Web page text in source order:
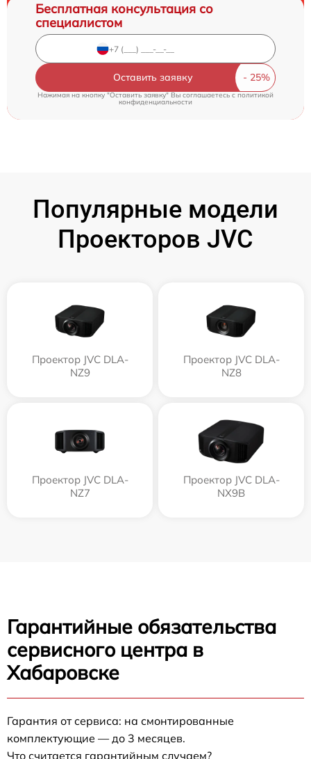
Бесплатная консультация со
специалистом
Оставить заявку
Нажимая на кнопку "Оставить заявку" Вы соглашаетесь cполитикой
конфиденциальности
Популярные модели
Проекторов JVC
Проектор JVC DLA-
NZ9
Проектор JVC DLA-
NZ8
Проектор JVC DLA-
NZ7
Проектор JVC DLA-
NX9B
Гарантийные обязательства
сервисного центра в
Хабаровске
Гарантия от сервиса: на смонтированные
комплектующие — до 3 месяцев.
Что считается гарантийным случаем?